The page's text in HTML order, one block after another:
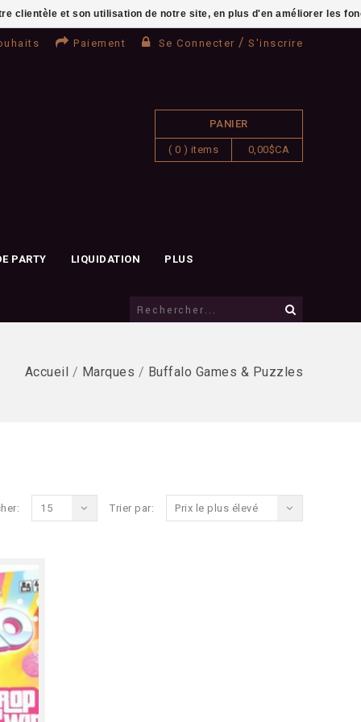
Paiement Se Connecter / S'inscrire
PANIER
( 0 ) items 0,00$CA
PARTY LIQUIDATION PLUS
Accueil / Marques / Buffalo Games & Puzzles
Trier par: Prix le plus élevé
15
clientèle et son utilisation de notre site, en plus d'en améliorer les